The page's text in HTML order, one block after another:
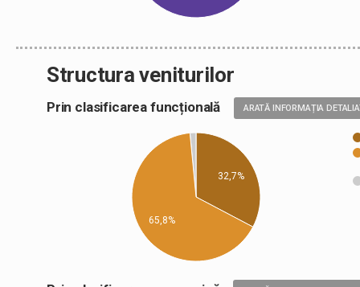
Structura veniturilor
Prin clasificarea funcțională ARATĂ INFORMAȚIA
32,7%
65,8%